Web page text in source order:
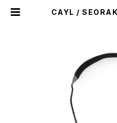
CAYL / SEORAK